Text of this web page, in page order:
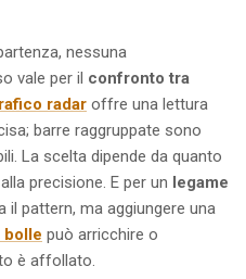
nessuna
vale per il confronto tra
radar offre una lettura
barre raggruppate sono
La scelta dipende da quanto
precisione. E per un legame
pattern, ma aggiungere una
bolle può arricchire o
è affollato.